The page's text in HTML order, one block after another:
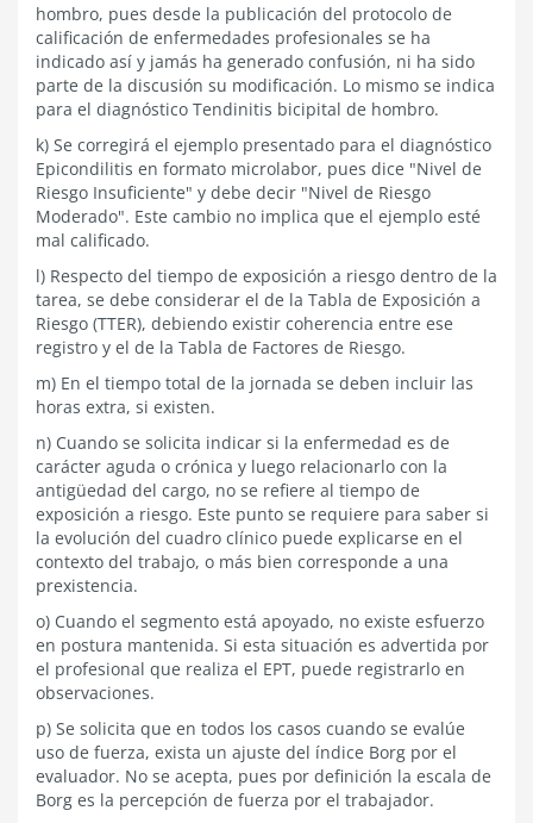
hombro, pues desde la publicación del protocolo de
calificación de enfermedades profesionales se ha
indicado así y jamás ha generado confusión, ni ha sido
parte de la discusión su modificación. Lo mismo se indica
para el diagnóstico Tendinitis bicipital de hombro.
k) Se corregirá el ejemplo presentado para el diagnóstico
Epicondilitis en formato microlabor, pues dice "Nivel de
Riesgo Insuficiente" y debe decir "Nivel de Riesgo
Moderado". Este cambio no implica que el ejemplo esté
mal calificado.
l) Respecto del tiempo de exposición a riesgo dentro de la
tarea, se debe considerar el de la Tabla de Exposición a
Riesgo (TTER), debiendo existir coherencia entre ese
registro y el de la Tabla de Factores de Riesgo.
m) En el tiempo total de la jornada se deben incluir las
horas extra, si existen.
n) Cuando se solicita indicar si la enfermedad es de
carácter aguda o crónica y luego relacionarlo con la
antigüedad del cargo, no se refiere al tiempo de
exposición a riesgo. Este punto se requiere para saber si
la evolución del cuadro clínico puede explicarse en el
contexto del trabajo, o más bien corresponde a una
prexistencia.
o) Cuando el segmento está apoyado, no existe esfuerzo
en postura mantenida. Si esta situación es advertida por
el profesional que realiza el EPT, puede registrarlo en
observaciones.
p) Se solicita que en todos los casos cuando se evalúe
uso de fuerza, exista un ajuste del índice Borg por el
evaluador. No se acepta, pues por definición la escala de
Borg es la percepción de fuerza por el trabajador.